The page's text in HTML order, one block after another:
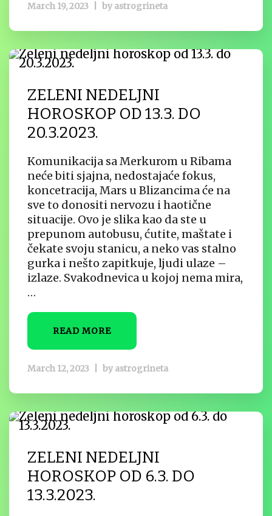
March 19, 2023 by astrogrineta
ZELENI NEDELJNI
HOROSKOP OD 13.3. DO
20.3.2023.
Komunikacija sa Merkurom u Ribama
neće biti sjajna, nedostajaće fokus,
koncetracija, Mars u Blizancima će na
sve to donositi nervozu i haotične
situacije. Ovo je slika kao da ste u
prepunom autobusu, ćutite, maštate i
čekate svoju stanicu, a neko vas stalno
gurka i nešto zapitkuje, ljudi ulaze –
izlaze. Svakodnevica u kojoj nema mira,
…
READ MORE
March 12, 2023 by astrogrineta
ZELENI NEDELJNI
HOROSKOP OD 6.3. DO
13.3.2023.